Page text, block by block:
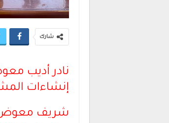
شارك
إنشاءات
شريف معوض: